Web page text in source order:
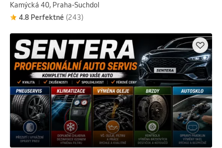
Kamýcká 40, Praha-Suchdol
4.8 Perfektné (243)